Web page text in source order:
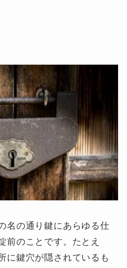
名の通り鍵にあらゆる仕
前のことです。たとえ
に鍵穴が隠されているも